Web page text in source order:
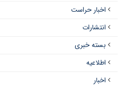
اخبار حراست
انتشارات
بسته خبری
اطلاعیه
اخبار